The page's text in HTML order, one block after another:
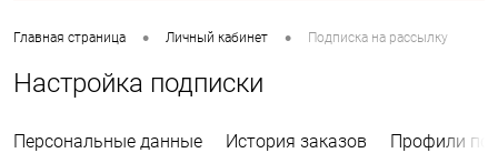
Главная страница • Личный кабинет • Подписка на рассылку
Настройка подписки
Персональные данные История заказов Профили